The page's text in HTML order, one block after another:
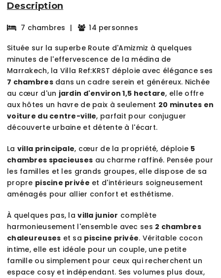
Description
7 chambres | 14 personnes
Située sur la superbe Route d'Amizmiz à quelques
minutes de l'effervescence de la médina de
Marrakech, la Villa Ref:KRST déploie avec élégance ses
7 chambresdans un cadre serein et généreux. Nichée
au cœur d'un jardin d'environ 1,5 hectare, elle offre
aux hôtes un havre de paix à seulement 20 minutes en
voiture du centre-ville, parfait pour conjuguer
découverte urbaine et détente à l'écart.
La villa principale, cœur de la propriété, déploie 5
chambres spacieuses au charme raffiné. Pensée pour
les familles et les grands groupes, elle dispose de sa
propre piscine privée et d'intérieurs soigneusement
aménagés pour allier confort et esthétisme.
À quelques pas, lavilla junior complète
harmonieusement l'ensemble avec ses 2 chambres
chaleureuses et sa piscine privée. Véritable cocon
intime, elle est idéale pour un couple, une petite
famille ou simplement pour ceux qui recherchent un
espace cosy et indépendant. Ses volumes plus doux,